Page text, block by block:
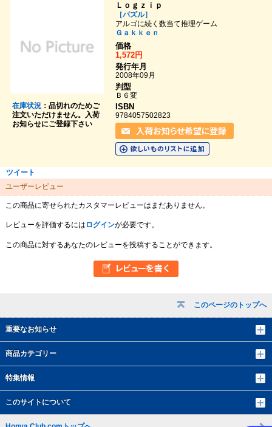
このページのトップへ
重要なお知らせ
商品カテゴリー
特集情報
このサイトについて
在庫状況：品切れのためご
注文いただけません。入荷
お知らせにご登録下さい
Ｌｏｇｚｉｐ
［パズル］
アルゴに続く数当て推理ゲーム
Ｇａｋｋｅｎ
価格
1,572円
発行年月
2008年09月
判型
Ｂ６変
ISBN
9784057502823
ツイート
ユーザーレビュー
この商品に寄せられたカスタマーレビューはまだありません。
レビューを評価するには ログインが必要です。
この商品に対するあなたのレビューを投稿することができます。